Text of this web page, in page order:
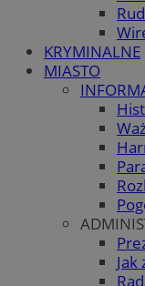
KRYMINALNE
MIASTO
Jak